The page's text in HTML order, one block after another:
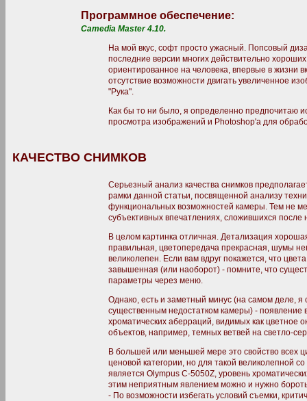
Программное обеспечение:
Camedia Master 4.10.
На мой вкус, софт просто ужасный. Попсовый
последние версии многих действительно
ориентированное на человека, впервые в жизни
отсутствие возможности двигать увеличенное
"Рука".
Как бы то ни было, я определенно предпочитаю
просмотра изображений и Photoshop'a для
КАЧЕСТВО СНИМКОВ
Серьезный анализ качества снимков
рамки данной статьи, посвященной анализу
функциональных возможностей камеры. Тем не
субъективных впечатлениях, сложившихся после
В целом картинка отличная. Детализация
правильная, цветопередача прекрасная, шумы
великолепен. Если вам вдруг покажется, что
завышенная (или наоборот) - помните, что
параметры через меню.
Однако, есть и заметный минус (на самом деле,
существенным недостатком камеры) - появление
хроматических аберраций, видимых как цветное
объектов, например, темных ветвей на светло-
В большей или меньшей мере это свойство всех
ценовой категории, но для такой великолепной
является Olympus C-5050Z, уровень
этим неприятным явлением можно и нужно
- По возможности избегать условий съемки,